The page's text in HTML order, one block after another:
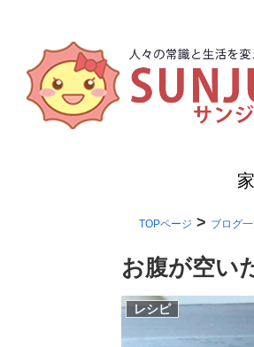
TOPページ > ブログ
お腹が空い
レシピ